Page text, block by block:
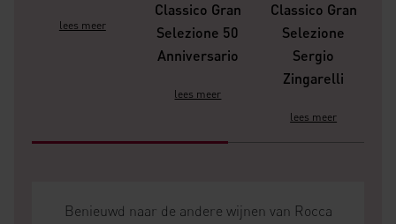
lees meer
Classico Gran
Selezione 50
Anniversario
lees meer
Classico Gran
Selezione
Sergio
Zingarelli
lees meer
Benieuwd naar de andere wijnen van Rocca